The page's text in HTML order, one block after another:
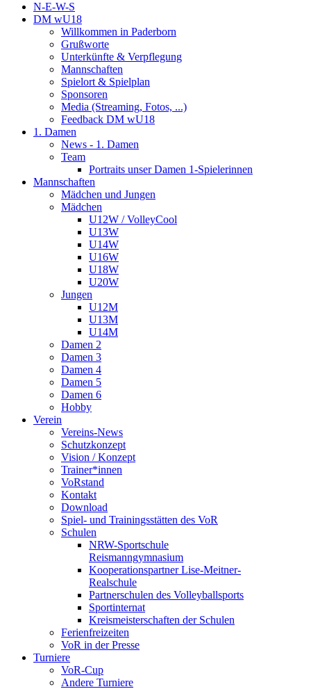
N-E-W-S
DM wU18
Willkommen in Paderborn
Grußworte
Unterkünfte & Verpflegung
Mannschaften
Spielort & Spielplan
Sponsoren
Media (Streaming, Fotos, ...)
Feedback DM wU18
1. Damen
News - 1. Damen
Team
Portraits unser Damen 1-Spielerinnen
Mannschaften
Mädchen und Jungen
Mädchen
U12W / VolleyCool
U13W
U14W
U16W
U18W
U20W
Jungen
U12M
U13M
U14M
Damen 2
Damen 3
Damen 4
Damen 5
Damen 6
Hobby
Verein
Vereins-News
Schutzkonzept
Vision / Konzept
Trainer*innen
VoRstand
Kontakt
Download
Spiel- und Trainingsstätten des VoR
Schulen
NRW-Sportschule
Reismanngymnasium
Kooperationspartner Lise-Meitner-
Realschule
Partnerschulen des Volleyballsports
Sportinternat
Kreismeisterschaften der Schulen
Ferienfreizeiten
VoR in der Presse
Turniere
VoR-Cup
Andere Turniere